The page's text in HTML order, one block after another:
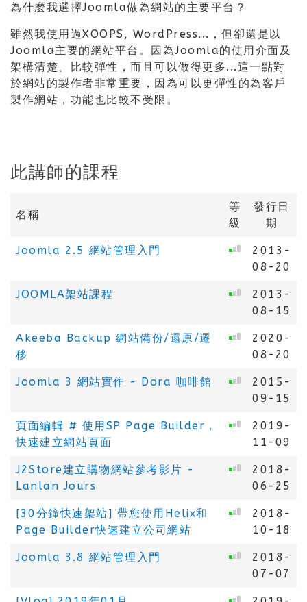
為什麼我選擇Joomla做為網站的主要平台？
雖然我使用過XOOPS, WordPress...，但卻還是以
Joomla主要的網站平台。因為Joomla的使用介面及
架構清楚、比較彈性，而且可以做得更多...這一點對
於網站的製作者非常重要，因為可以更彈性的為客戶
製作網站，功能也比較不受限。
此講師的課程
名稱
等
級
發行日
期
Joomla 2.5 網站管理入門
2013-
08-20
JOOMLA架站課程
2013-
08-15
Akeeba Backup 網站備份/還原/遷
移
2020-
08-20
Joomla 3 網站實作 - Dora 咖啡館
2015-
09-15
頁面編輯 # 使用SP Page Builder，
快速建立網站頁面
2019-
11-09
J2Store建立購物網站參考影片 -
Lanlan Jours
2018-
06-25
[30分鐘快速架站] 帶您使用Helix和
Page Builder快速建立公司網站
2018-
10-18
Joomla 3.8 網站管理入門
2018-
07-07